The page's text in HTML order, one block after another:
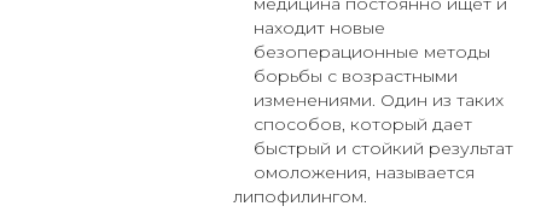
находит новые
безоперационные методы
борьбы с возрастными
изменениями. Один из таких
способов, который дает
быстрый и стойкий результат
омоложения, называется
липофилингом.